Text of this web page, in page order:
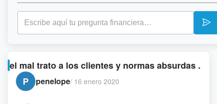
el mal trato a los clientes y normas absurdas .
P
penelope/ 16 enero 2020